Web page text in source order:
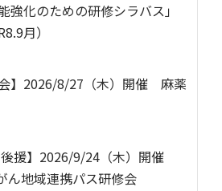
強化のための研修シラバス」
月）
会】2026/8/27（木）開催 麻薬
後援】2026/9/24（木）開催
ん地域連携パス研修会